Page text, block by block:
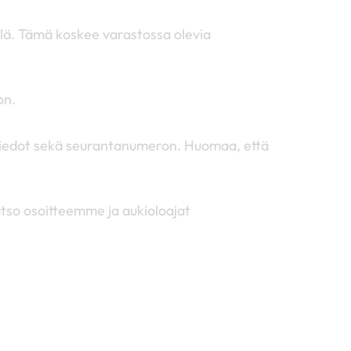
Tämä koskee varastossa olevia
sekä seurantanumeron. Huomaa, että
osoitteemme ja aukioloajat